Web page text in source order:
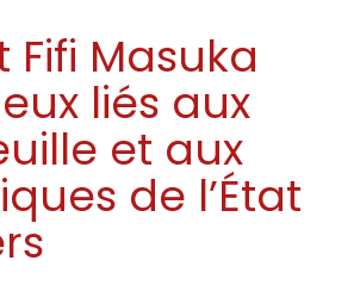
Masuka
liés aux
et aux
de l’État